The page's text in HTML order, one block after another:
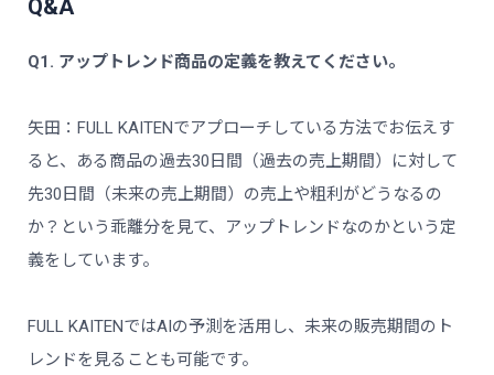
Q&A
Q1. アップトレンド商品の定義を教えてください。
矢田：FULL KAITENでアプローチしている方法でお伝えす
ると、ある商品の過去30日間（過去の売上期間）に対して
先30日間（未来の売上期間）の売上や粗利がどうなるの
か？という乖離分を見て、アップトレンドなのかという定
義をしています。
FULL KAITENではAIの予測を活用し、未来の販売期間のト
レンドを見ることも可能です。